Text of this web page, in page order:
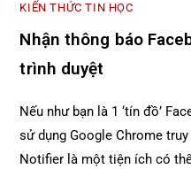
KIẾN THỨC TIN HỌC
Nhận thông báo
trình duyệt
Nếu như bạn là 1 ‘tín đồ’
sử dụng Google Chrome
Notifier là một tiện ích có